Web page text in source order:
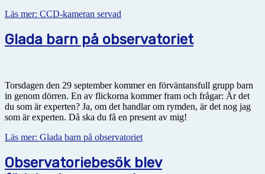
Läs mer: CCD-kameran servad
Glada barn på observatoriet
Torsdagen den 29 september kommer en förväntansfull grupp barn
in genom dörren. En av flickorna kommer fram och frågar: Är det
du som är experten? Ja, om det handlar om rymden, är det nog jag
som är experten. Då ska du få en present av mig!
Läs mer: Glada barn på observatoriet
Observatoriebesök blev